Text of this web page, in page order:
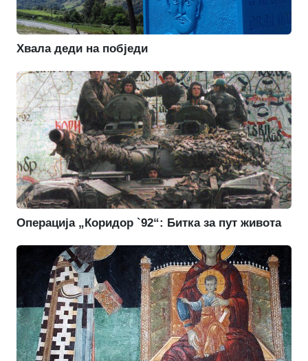
Хвала деди на побједи
Операција „Коридор `92“: Битка за пут живота